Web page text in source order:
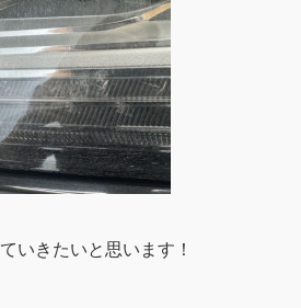
いきたいと思います！